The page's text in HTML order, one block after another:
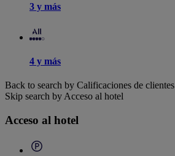
3 y más
4 y más
Back to search by Calificaciones de clientes
Skip search by Acceso al hotel
Acceso al hotel